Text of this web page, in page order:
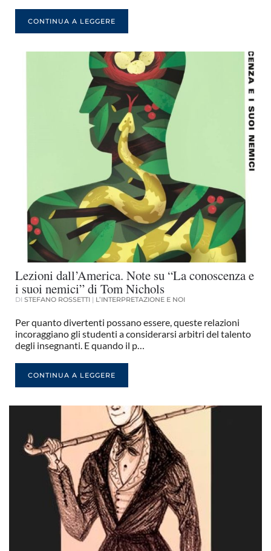
CONTINUA A LEGGERE
Lezioni dall’America. Note su “La conoscenza e
i suoi nemici” di Tom Nichols
DI STEFANO ROSSETTI | L’INTERPRETAZIONE E NOI
Per quanto divertenti possano essere, queste relazioni
incoraggiano gli studenti a considerarsi arbitri del talento
degli insegnanti. E quando il p…
CONTINUA A LEGGERE